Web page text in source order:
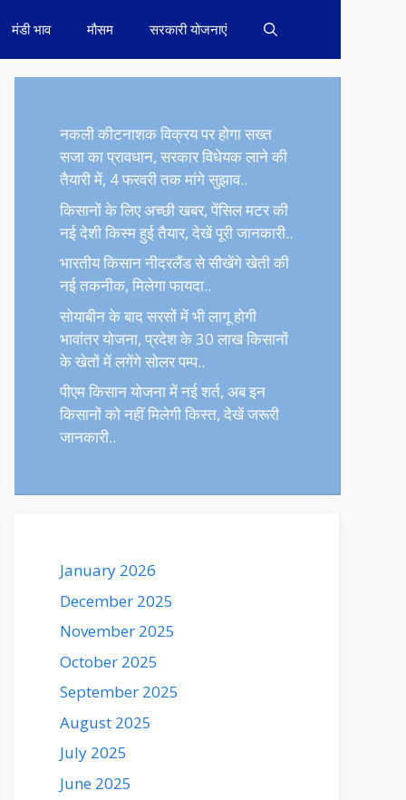
मंडी भाव मौसम सरकारी योजनाएं
नकली कीटनाशक विक्रय पर होगा सख्त
सजा का प्रावधान, सरकार विधेयक लाने की
तैयारी में, 4 फरवरी तक मांगे सुझाव..
किसानों के लिए अच्छी खबर, पेंसिल मटर की
नई देशी किस्म हुई तैयार, देखें पूरी जानकारी..
भारतीय किसान नीदरलैंड से सीखेंगे खेती की
नई तकनीक, मिलेगा फायदा..
सोयाबीन के बाद सरसों में भी लागू होगी
भावांतर योजना, प्रदेश के 30 लाख किसानों
के खेतों में लगेंगे सोलर पम्प..
पीएम किसान योजना में नई शर्त, अब इन
किसानों को नहीं मिलेगी किस्त, देखें जरूरी
जानकारी..
January 2026
December 2025
November 2025
October 2025
September 2025
August 2025
July 2025
June 2025